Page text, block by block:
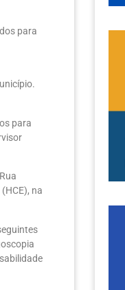
para
para
na